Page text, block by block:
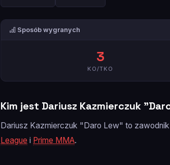
Sposób wygranych
3
KO/TKO
Kim jest Dariusz Kazmierczuk
Dariusz Kazmierczuk "Daro Lew" to
League i Prime MMA.